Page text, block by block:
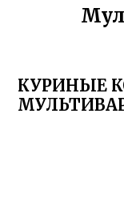
КУРИНЫЕ